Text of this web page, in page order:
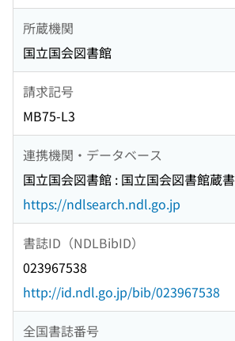
所蔵機関
国立国会図書館
請求記号
MB75-L3
連携機関・データベース
国立国会図書館 : 国立国会図書館蔵書
https://ndlsearch.ndl.go.jp
書誌ID（NDLBibID）
023967538
http://id.ndl.go.jp/bib/023967538
全国書誌番号